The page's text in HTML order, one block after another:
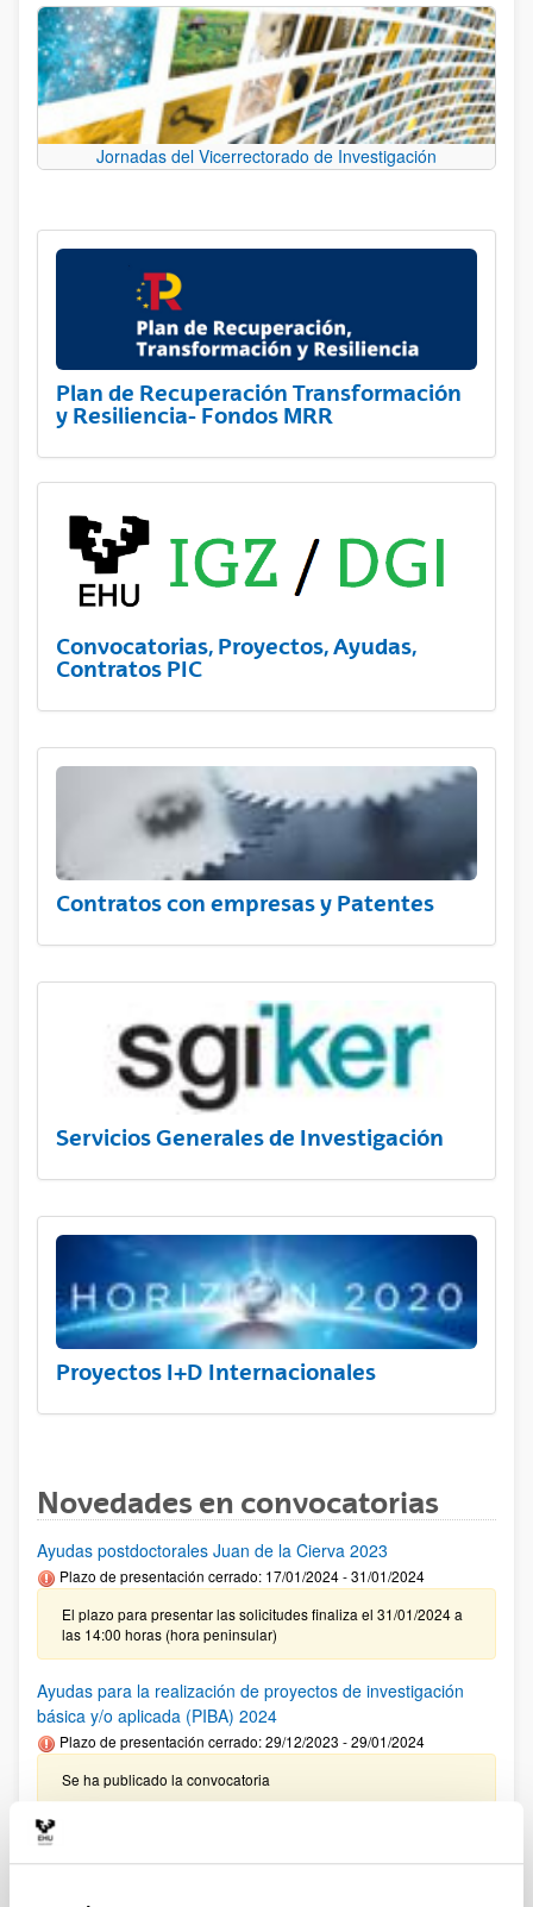
Jornadas del Vicerrectorado de Investigación
Plan de Recuperación Transformación
y Resiliencia- Fondos MRR
Convocatorias, Proyectos, Ayudas,
Contratos PIC
Contratos con empresas y Patentes
Servicios Generales de Investigación
Proyectos I+D Internacionales
Novedades en convocatorias
Ayudas postdoctorales Juan de la Cierva 2023
Plazo de presentación cerrado: 17/01/2024 - 31/01/2024
El plazo para presentar las solicitudes finaliza el 31/01/2024 a
las 14:00 horas (hora peninsular)
Ayudas para la realización de proyectos de investigación
básica y/o aplicada (PIBA) 2024
Plazo de presentación cerrado: 29/12/2023 - 29/01/2024
Se ha publicado la convocatoria
Ayudas postdoctorales Ramón y Cajal 2023
Sin trámite abierto (Plazo de presentación de solicitudes: